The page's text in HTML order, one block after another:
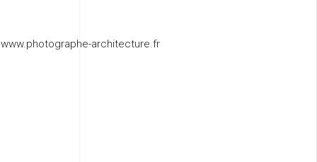
www.photographe-architecture.fr